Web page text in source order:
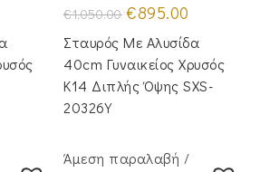
€1,050.00 Original
price
was:
€1,050.00.
€895.00
τιμή
είναι:
€895.00.
Σταυρός Με Αλυσίδα
40cm Γυναικείος Χρυσός
Κ14 Διπλής Όψης SXS-
20326Y
Άμεση παραλαβή /